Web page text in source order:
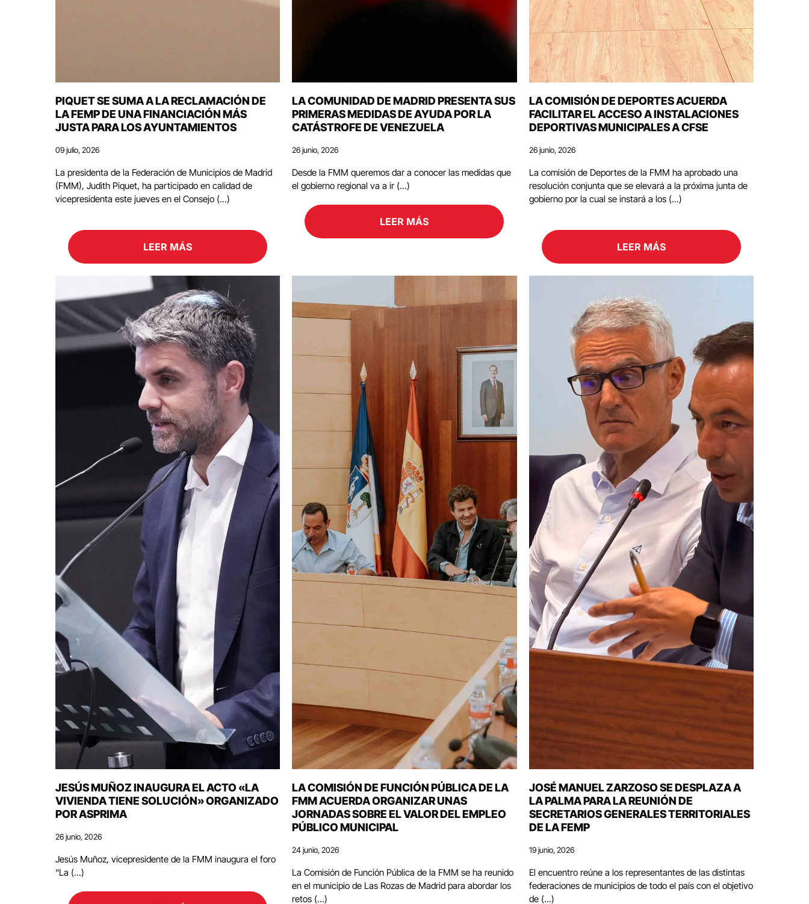
PIQUET SE SUMA A LA RECLAMACIÓN DE
LA FEMP DE UNA FINANCIACIÓN MÁS
JUSTA PARA LOS AYUNTAMIENTOS
09 julio, 2026
La presidenta de la Federación de Municipios de Madrid
(FMM), Judith Piquet, ha participado en calidad de
vicepresidenta este jueves en el Consejo (...)
LEER MÁS
LA COMUNIDAD DE MADRID PRESENTA SUS
PRIMERAS MEDIDAS DE AYUDA POR LA
CATÁSTROFE DE VENEZUELA
26 junio, 2026
Desde la FMM queremos dar a conocer las medidas que
el gobierno regional va a ir (...)
LEER MÁS
LA COMISIÓN DE DEPORTES ACUERDA
FACILITAR EL ACCESO A INSTALACIONES
DEPORTIVAS MUNICIPALES A CFSE
26 junio, 2026
La comisión de Deportes de la FMM ha aprobado una
resolución conjunta que se elevará a la próxima junta de
gobierno por la cual se instará a los (...)
LEER MÁS
JESÚS MUÑOZ INAUGURA EL ACTO «LA
VIVIENDA TIENE SOLUCIÓN» ORGANIZADO
POR ASPRIMA
26 junio, 2026
Jesús Muñoz, vicepresidente de la FMM inaugura el foro
“La (...)
LA COMISIÓN DE FUNCIÓN PÚBLICA DE LA
FMM ACUERDA ORGANIZAR UNAS
JORNADAS SOBRE EL VALOR DEL EMPLEO
PÚBLICO MUNICIPAL
24 junio, 2026
La Comisión de Función Pública de la FMM se ha reunido
en el municipio de Las Rozas de Madrid para abordar los
retos (...)
JOSÉ MANUEL ZARZOSO SE DESPLAZA A
LA PALMA PARA LA REUNIÓN DE
SECRETARIOS GENERALES TERRITORIALES
DE LA FEMP
19 junio, 2026
El encuentro reúne a los representantes de las distintas
federaciones de municipios de todo el país con el objetivo
de (...)